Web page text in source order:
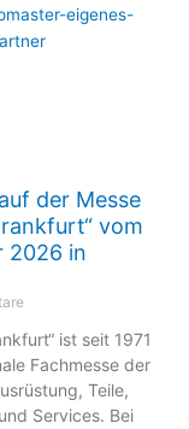
eigenes-
der Messe
vom
2026 in
ist seit 1971
Fachmesse der
Teile,
Services. Bei